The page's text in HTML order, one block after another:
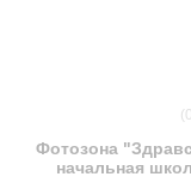
Фотозона
начальная